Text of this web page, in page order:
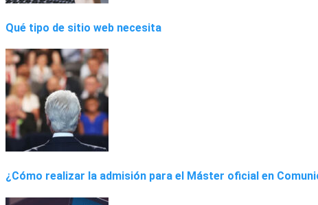
Qué tipo de sitio web necesita
¿Cómo realizar la admisión para el Máster oficial en